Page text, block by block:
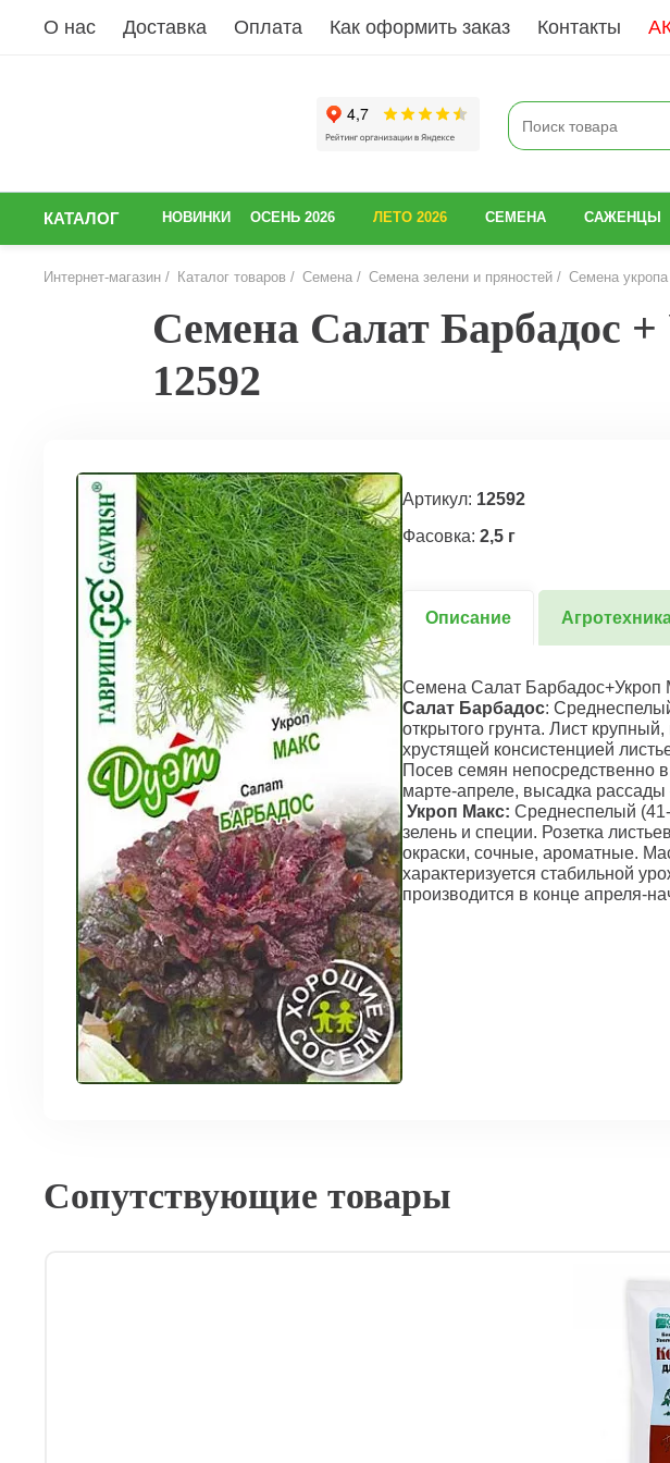
О нас Доставка Оплата Как оформить заказ Контакты
КАТАЛОГ НОВИНКИ ОСЕНЬ 2026 ЛЕТО 2026 СЕМЕНА САЖЕНЦЫ
Интернет-магазин Каталог товаров Семена Семена зелени и пряностей Семена укропа
Семена Салат Барбадос
12592
Артикул: 12592
Фасовка: 2,5 г
Описание
Семена Салат Барбадос+Укроп
Салат Барбадос:
открытого грунта. Лист
хрустящей консистенцией
Посев семян непосредственно
марте-апреле, высадка
Укроп Макс: Среднеспелый
зелень и специи. Розетка
окраски, сочные, ароматные.
характеризуется стабильной
производится в конце апреля-
Сопутствующие товары